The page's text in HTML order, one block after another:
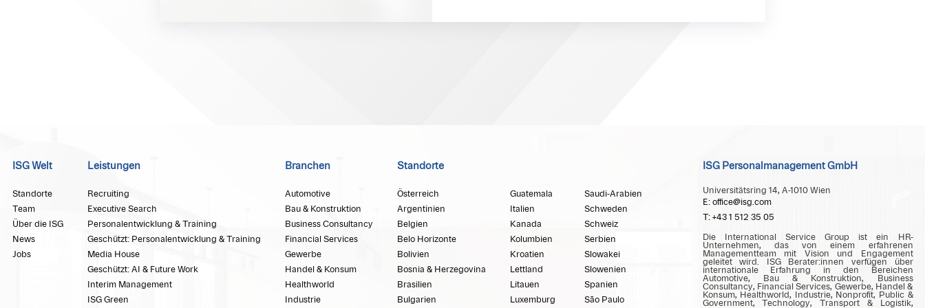
ISG Welt
Standorte
Team
Über die ISG
News
Jobs
Leistungen
Recruiting
Executive Search
Personalentwicklung & Training
Geschützt: Personalentwicklung & Training
Media House
Geschützt: AI & Future Work
Interim Management
ISG Green
Branchen
Automotive
Bau & Konstruktion
Business Consultancy
Financial Services
Gewerbe
Handel & Konsum
Healthworld
Industrie
Standorte
Österreich
Argentinien
Belgien
Belo Horizonte
Bolivien
Bosnia & Herzegovina
Brasilien
Bulgarien
Guatemala
Italien
Kanada
Kolumbien
Kroatien
Lettland
Litauen
Luxemburg
Saudi-Arabien
Schweden
Schweiz
Serbien
Slowakei
Slowenien
Spanien
São Paulo
ISG Personalmanagement GmbH
Universitätsring 14, A-1010 Wien
E: office@isg.com
T: +43 1 512 35 05
Die International Service Group ist ein HR-
Unternehmen, das von einem erfahrenen
Managementteam mit Vision und Engagement
geleitet wird. ISG Berater:innen verfügen über
internationale Erfahrung in den Bereichen
Automotive, Bau & Konstruktion, Business
Consultancy, Financial Services, Gewerbe, Handel &
Konsum, Healthworld, Industrie, Nonprofit, Public &
Government, Technology, Transport & Logistik,